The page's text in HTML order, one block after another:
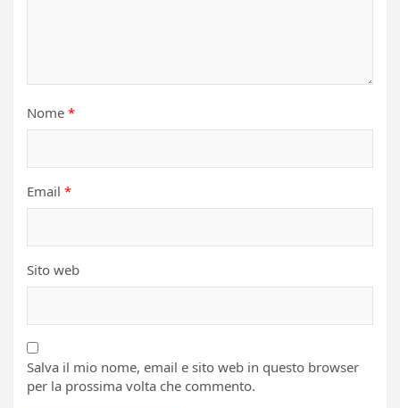
Nome *
Email *
Sito web
Salva il mio nome, email e sito web in questo browser
per la prossima volta che commento.